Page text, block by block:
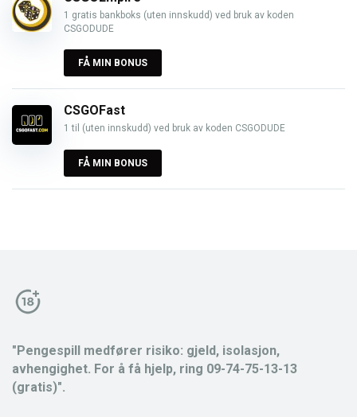
1 gratis bankboks (uten innskudd) ved bruk av koden
CSGODUDE
FÅ MIN BONUS
CSGOFast
1 til (uten innskudd) ved bruk av koden CSGODUDE
FÅ MIN BONUS
"Pengespill medfører risiko: gjeld, isolasjon,
avhengighet. For å få hjelp, ring 09-74-75-13-13
(gratis)".